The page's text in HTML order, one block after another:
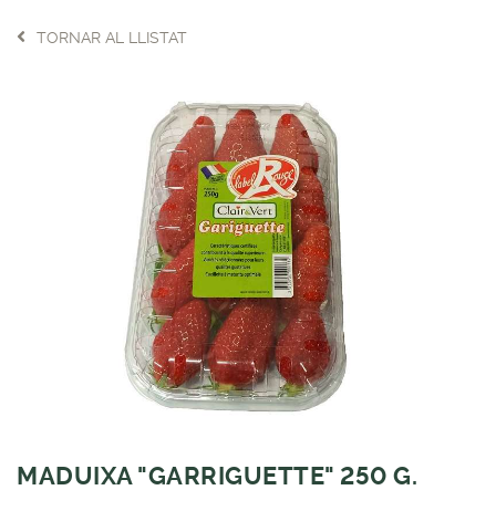
TORNAR AL LLISTAT
MADUIXA "GARRIGUETTE" 250 G.